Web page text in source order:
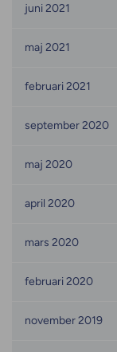
juni 2021
maj 2021
februari 2021
september 2020
maj 2020
april 2020
mars 2020
februari 2020
november 2019